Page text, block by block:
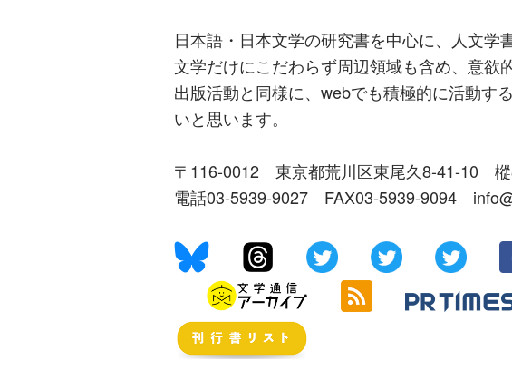
日本語・日本文学の研究書を中心に、人文学
文学だけにこだわらず周辺領域も含め、意欲
出版活動と同様に、webでも積極的に活動す
いと思います。
〒116-0012 東京都荒川区東尾久8-41-10
電話03-5939-9027 FAX03-5939-9094